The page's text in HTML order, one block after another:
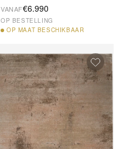
VANAF€6.990
OP BESTELLING
OP MAAT BESCHIKBAAR